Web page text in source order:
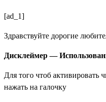
[ad_1]
Здравствуйте дорогие
Дисклеймер —
Для того чтоб
нажать на галочку